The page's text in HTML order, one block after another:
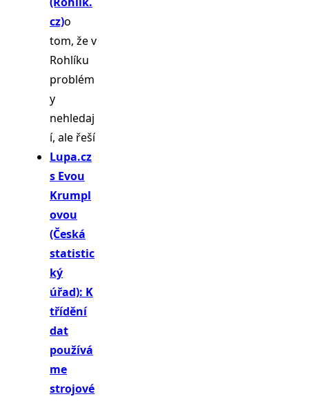
cz)o
tom, že v
Rohlíku
problém
y
nehledaj
í, ale řeší
Lupa.cz
s Evou
Krumpl
ovou
(Česká
statistic
ký
úřad): K
třídění
dat
používá
me
strojové